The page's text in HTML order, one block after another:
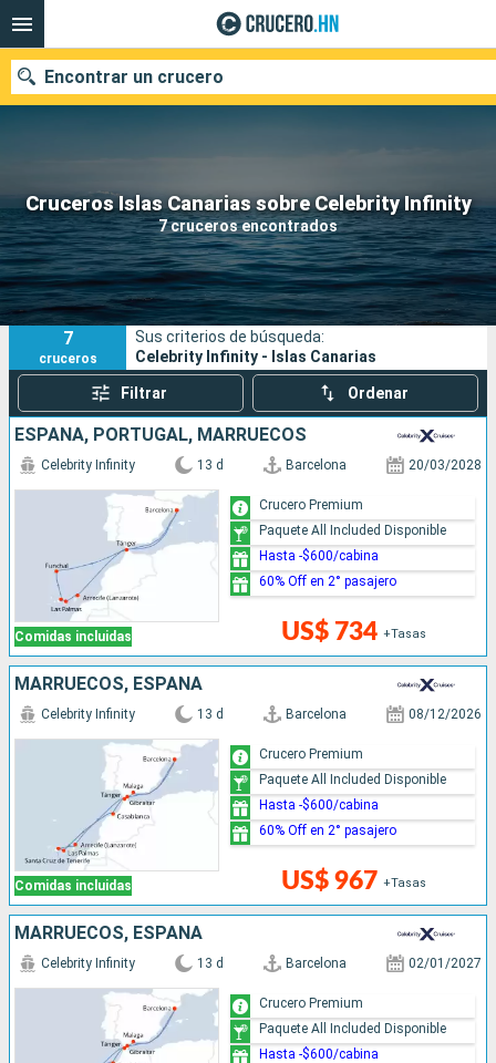
Cruceros Islas Canarias sobre Celebrity Infinity
7 cruceros encontrados
Encontrar un crucero
Nuestros destinos
Fecha de salida
Puertos Compañías
Buscar
7
cruceros
Sus criterios de búsqueda:
Celebrity Infinity - Islas Canarias
Filtrar Ordenar
ESPAÑA, PORTUGAL, MARRUECOS
Comidas incluidas
Celebrity Infinity 13 d Barcelona 20/03/2028
US$ 734 +Tasas
Crucero Premium
Paquete All Included Disponible
Hasta -$600/cabina
60% Off en 2° pasajero
MARRUECOS, ESPAÑA
Comidas incluidas
Celebrity Infinity 13 d Barcelona 08/12/2026
US$ 967 +Tasas
Crucero Premium
Paquete All Included Disponible
Hasta -$600/cabina
60% Off en 2° pasajero
MARRUECOS, ESPAÑA
Celebrity Infinity 13 d Barcelona 02/01/2027
Crucero Premium
Paquete All Included Disponible
Hasta -$600/cabina